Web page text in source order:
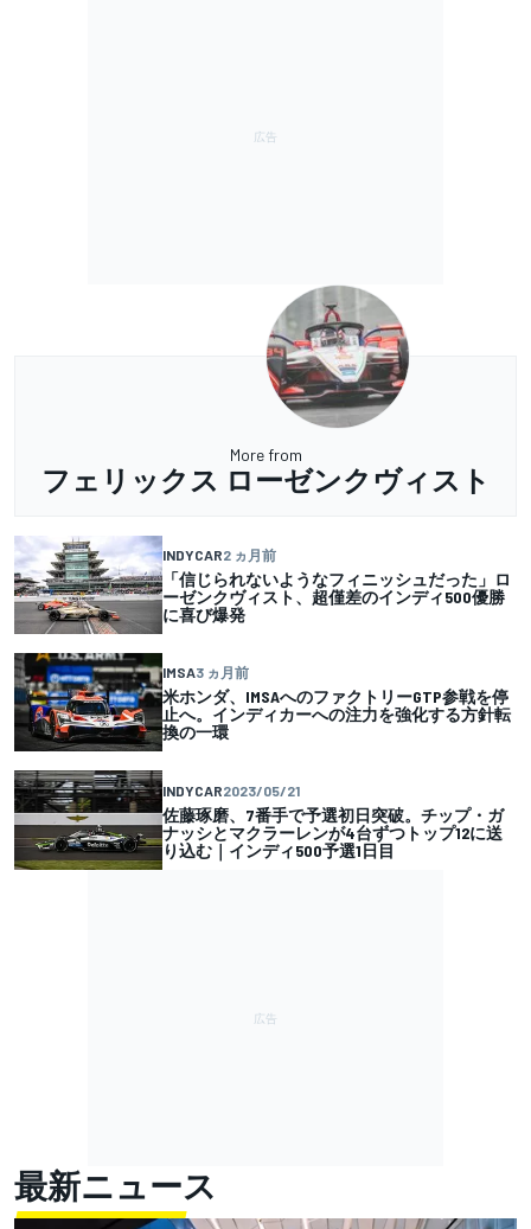
More from
フェリックス ローゼンクヴィスト
INDYCAR2 ヵ月前
「信じられないようなフィニッシュだった」ロ
ーゼンクヴィスト、超僅差のインディ500優勝
に喜び爆発
IMSA3 ヵ月前
米ホンダ、IMSAへのファクトリーGTP参戦を停
止へ。インディカーへの注力を強化する方針転
換の一環
INDYCAR2023/05/21
佐藤琢磨、7番手で予選初日突破。チップ・ガ
ナッシとマクラーレンが4台ずつトップ12に送
り込む｜インディ500予選1日目
最新ニュース